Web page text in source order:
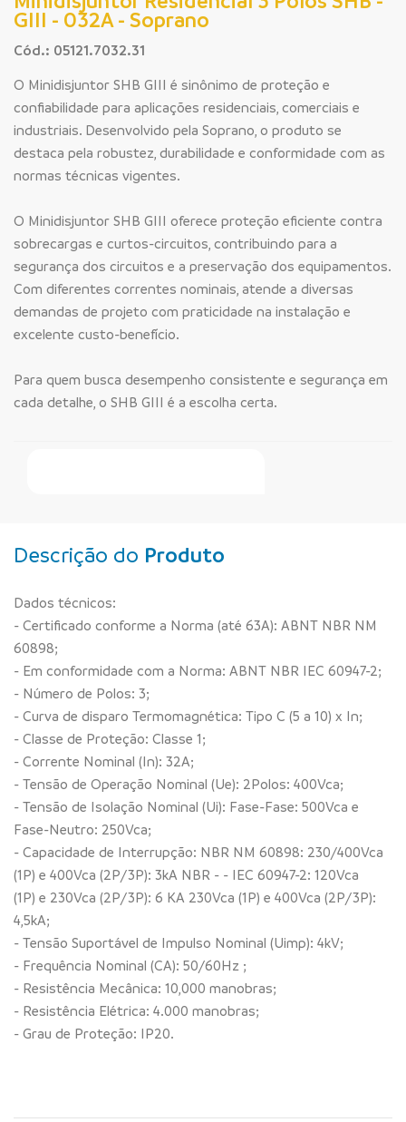
GIII - 032A - Soprano
Cód.: 05121.7032.31
O Minidisjuntor SHB GIII é sinônimo de proteção e
confiabilidade para aplicações residenciais, comerciais e
industriais. Desenvolvido pela Soprano, o produto se
destaca pela robustez, durabilidade e conformidade com as
normas técnicas vigentes.
O Minidisjuntor SHB GIII oferece proteção eficiente contra
sobrecargas e curtos-circuitos, contribuindo para a
segurança dos circuitos e a preservação dos equipamentos.
Com diferentes correntes nominais, atende a diversas
demandas de projeto com praticidade na instalação e
excelente custo-benefício.
Para quem busca desempenho consistente e segurança em
cada detalhe, o SHB GIII é a escolha certa.
Descrição do Produto
Dados técnicos:
- Certificado conforme a Norma (até 63A): ABNT NBR NM
60898;
- Em conformidade com a Norma: ABNT NBR IEC 60947-2;
- Número de Polos: 3;
- Curva de disparo Termomagnética: Tipo C (5 a 10) x In;
- Classe de Proteção: Classe 1;
- Corrente Nominal (In): 32A;
- Tensão de Operação Nominal (Ue): 2Polos: 400Vca;
- Tensão de Isolação Nominal (Ui): Fase-Fase: 500Vca e
Fase-Neutro: 250Vca;
- Capacidade de Interrupção: NBR NM 60898: 230/400Vca
(1P) e 400Vca (2P/3P): 3kA NBR - - IEC 60947-2: 120Vca
(1P) e 230Vca (2P/3P): 6 KA 230Vca (1P) e 400Vca (2P/3P):
4,5kA;
- Tensão Suportável de Impulso Nominal (Uimp): 4kV;
- Frequência Nominal (CA): 50/60Hz ;
- Resistência Mecânica: 10,000 manobras;
- Resistência Elétrica: 4.000 manobras;
- Grau de Proteção: IP20.